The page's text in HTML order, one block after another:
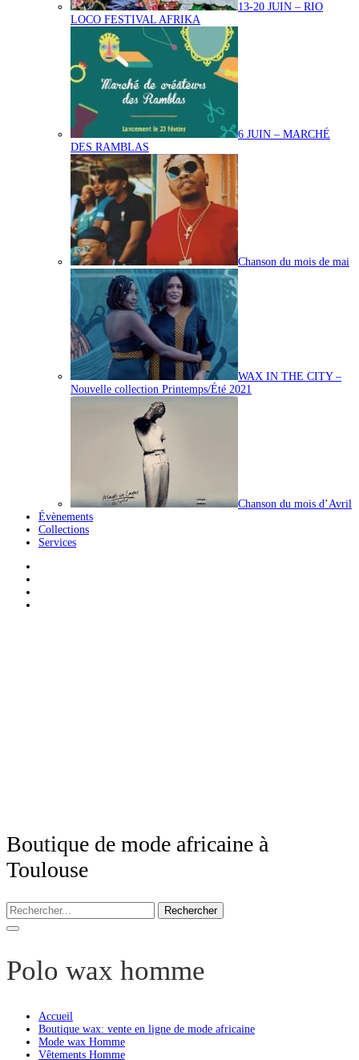
13-20 JUIN – RIO
LOCO FESTIVAL AFRIKA
6 JUIN – MARCHÉ
DES RAMBLAS
Chanson du mois de mai
WAX IN THE CITY –
Nouvelle collection Printemps/Été 2021
Chanson du mois d’Avril
Évènements
Collections
Services
Boutique de mode africaine à
Toulouse
Rechercher
Polo wax homme
Accueil
Boutique wax: vente en ligne de mode africaine
Mode wax Homme
Vêtements Homme